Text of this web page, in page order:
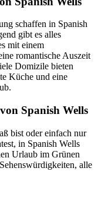
schaffen in Spanish
gibt es alles
mit einem
romantische Auszeit
Domizile bieten
Küche und eine
Spanish Wells
bist oder einfach nur
in Spanish Wells
Urlaub im Grünen
alle